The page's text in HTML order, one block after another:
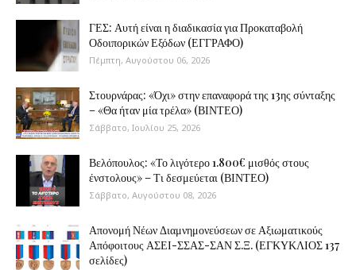
ΓΕΣ: Αυτή είναι η διαδικασία για Προκαταβολή
Οδοιπορικών Εξόδων (ΕΓΓΡΑΦΟ)
Πέμπτη, Αυγούστου 06, 2026
Στουρνάρας: «Όχι» στην επαναφορά της 13ης σύνταξης
– «Θα ήταν μία τρέλα» (ΒΙΝΤΕΟ)
Σάββατο, Ιουλίου 25, 2026
Βελόπουλος: «Το λιγότερο 1.800€ μισθός στους
ένστολους» – Τι δεσμεύεται (ΒΙΝΤΕΟ)
Σάββατο, Αυγούστου 08, 2026
Απονομή Νέων Διαμνημονεύσεων σε Αξιωματικούς
Απόφοιτους ΑΣΕΙ-ΣΣΑΣ-ΣΑΝ Σ.Ξ. (ΕΓΚΥΚΛΙΟΣ 137
σελίδες)